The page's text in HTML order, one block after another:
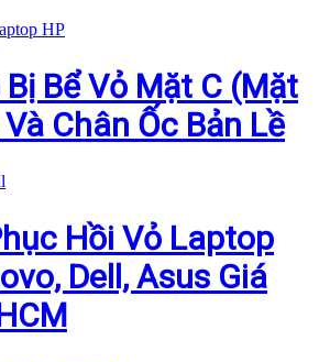
Bể Vỏ Mặt C (Mặt
Chân Ốc Bản Lề
Hồi Vỏ Laptop
Dell, Asus Giá